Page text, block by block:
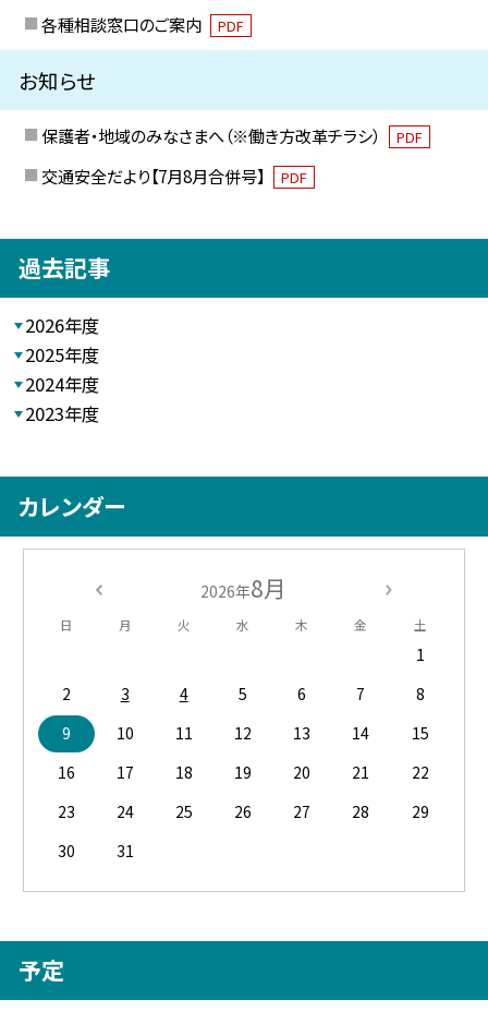
各種相談窓口のご案内 PDF
お知らせ
保護者・地域のみなさまへ（※働き方改革チラシ） PDF
交通安全だより【7月8月合併号】 PDF
過去記事
2026年度
2025年度
2024年度
2023年度
カレンダー
2026年8月
日 月 火 水 木 金 土
1
2
3 4 5 6 7
8
9
10 11 12 13 14
15
16
17 18 19 20 21
22
23
24 25 26 27 28
29
30
31
予定